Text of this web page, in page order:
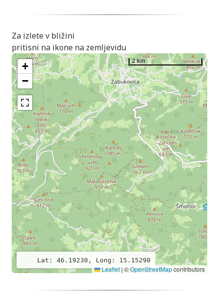
Za izlete v bližini
pritisni na ikone na zemljevidu
+
−
2 km
Lat: 46.19230, Long: 15.15290
Leaflet | ©OpenStreetMapcontributors